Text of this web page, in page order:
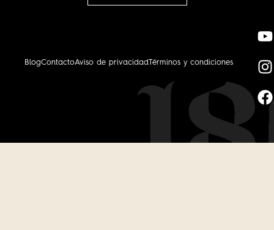
BlogContactoAviso de privacidadTérminos y condiciones